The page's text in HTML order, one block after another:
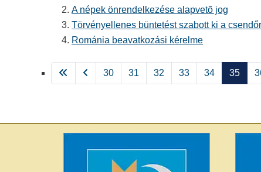
A népek önrendelkezése alapvetõ jog
Törvényellenes büntetést szabott ki a
Románia beavatkozási kérelme
30 31 32 33 34 35